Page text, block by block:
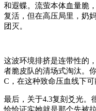
和遐蝶。流萤本体血量脆
复活，但在高压局里，奶
团灭。
这波环境排挤是连带性的
者脆皮队的清场式淘汰。
C，在这种致命压血线下可
最后，关于4.3复刻爻光。
恰恰证实她就是那个先被